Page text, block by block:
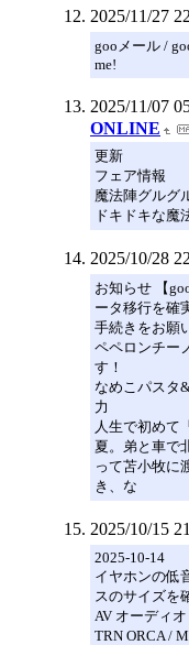
2025/11/27
gooメール /
me!
2025/11/07
ONLINE
更新
フェア情報
魔法陣グルグ
ドキドキな
2025/10/28
お知らせ 【
ータ移行を確
手続きをお願
ペペロンチー
す！
なめこパスタ
力
人生で初めて
夏。弟と車で
って苫小牧に
き、な
2025/10/15
2025-10-14
イヤホンの低
スのサイズを
AV オーディ
TRN ORCA /